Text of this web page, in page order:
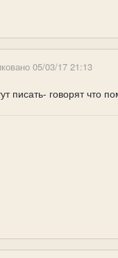
05/03/17 21:13
писать- говорят что